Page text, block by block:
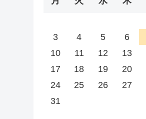
3
4 5 6
10
11 12 13
17
18 19 20
24
25 26 27
31